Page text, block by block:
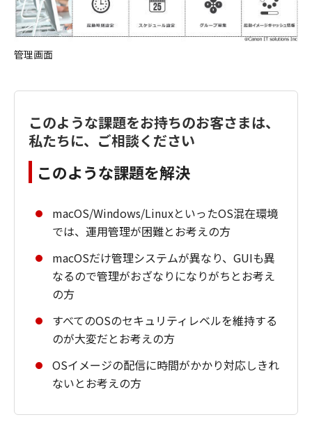
管理画面
このような課題をお持ちのお客さまは、
私たちに、ご相談ください
このような課題を解決
macOS/Windows/LinuxといったOS混在環境
では、運用管理が困難とお考えの方
macOSだけ管理システムが異なり、GUIも異
なるので管理がおざなりになりがちとお考え
の方
すべてのOSのセキュリティレベルを維持する
のが大変だとお考えの方
OSイメージの配信に時間がかかり対応しきれ
ないとお考えの方